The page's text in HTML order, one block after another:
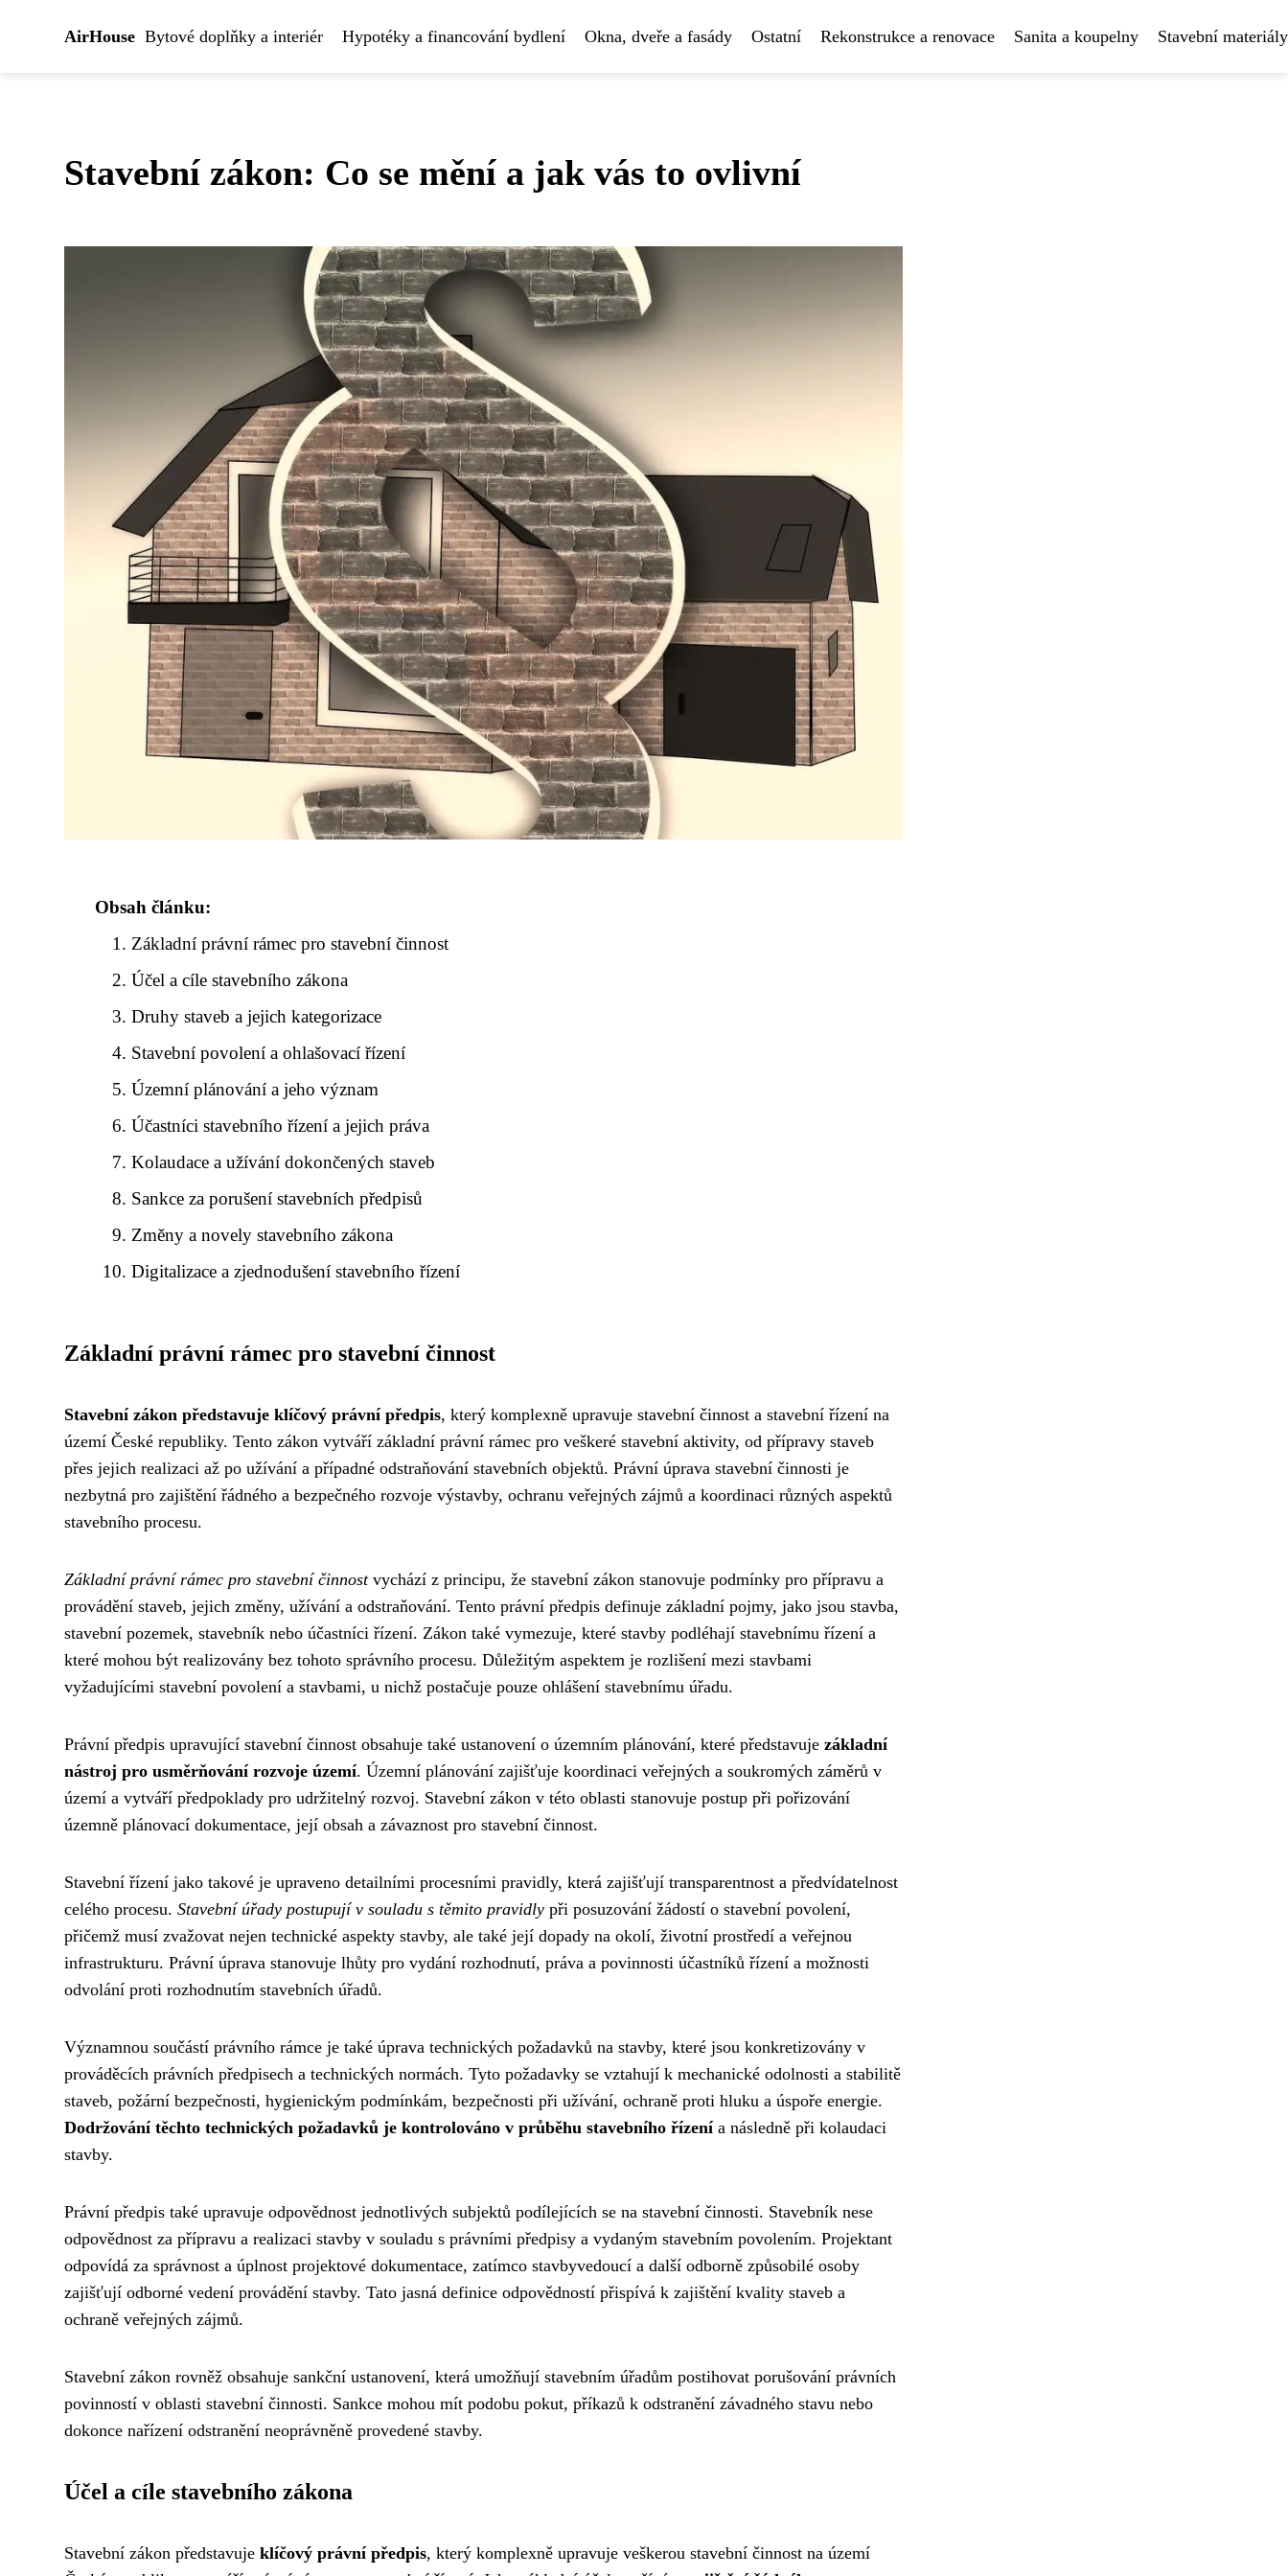
AirHouse Bytové doplňky a interiér Hypotéky a financování bydlení Okna, dveře a fasády Ostatní Rekonstrukce a renovace Sanita a koupelny Stavební materiály
Stavební zákon: Co se mění a jak vás to ovlivní
Obsah článku:
Základní právní rámec pro stavební činnost
Účel a cíle stavebního zákona
Druhy staveb a jejich kategorizace
Stavební povolení a ohlašovací řízení
Územní plánování a jeho význam
Účastníci stavebního řízení a jejich práva
Kolaudace a užívání dokončených staveb
Sankce za porušení stavebních předpisů
Změny a novely stavebního zákona
Digitalizace a zjednodušení stavebního řízení
Základní právní rámec pro stavební činnost
Stavební zákon představuje klíčový právní předpis, který komplexně upravuje stavební činnost a stavební řízení na
území České republiky. Tento zákon vytváří základní právní rámec pro veškeré stavební aktivity, od přípravy staveb
přes jejich realizaci až po užívání a případné odstraňování stavebních objektů. Právní úprava stavební činnosti je
nezbytná pro zajištění řádného a bezpečného rozvoje výstavby, ochranu veřejných zájmů a koordinaci různých aspektů
stavebního procesu.
Základní právní rámec pro stavební činnostvychází z principu, že stavební zákon stanovuje podmínky pro přípravu a
provádění staveb, jejich změny, užívání a odstraňování. Tento právní předpis definuje základní pojmy, jako jsou stavba,
stavební pozemek, stavebník nebo účastníci řízení. Zákon také vymezuje, které stavby podléhají stavebnímu řízení a
které mohou být realizovány bez tohoto správního procesu. Důležitým aspektem je rozlišení mezi stavbami
vyžadujícími stavební povolení a stavbami, u nichž postačuje pouze ohlášení stavebnímu úřadu.
Právní předpis upravující stavební činnost obsahuje také ustanovení o územním plánování, které představuje základní
nástroj pro usměrňování rozvoje území. Územní plánování zajišťuje koordinaci veřejných a soukromých záměrů v
území a vytváří předpoklady pro udržitelný rozvoj. Stavební zákon v této oblasti stanovuje postup při pořizování
územně plánovací dokumentace, její obsah a závaznost pro stavební činnost.
Stavební řízení jako takové je upraveno detailními procesními pravidly, která zajišťují transparentnost a předvídatelnost
celého procesu. Stavební úřady postupují v souladu s těmito pravidly při posuzování žádostí o stavební povolení,
přičemž musí zvažovat nejen technické aspekty stavby, ale také její dopady na okolí, životní prostředí a veřejnou
infrastrukturu. Právní úprava stanovuje lhůty pro vydání rozhodnutí, práva a povinnosti účastníků řízení a možnosti
odvolání proti rozhodnutím stavebních úřadů.
Významnou součástí právního rámce je také úprava technických požadavků na stavby, které jsou konkretizovány v
prováděcích právních předpisech a technických normách. Tyto požadavky se vztahují k mechanické odolnosti a stabilitě
staveb, požární bezpečnosti, hygienickým podmínkám, bezpečnosti při užívání, ochraně proti hluku a úspoře energie.
Dodržování těchto technických požadavků je kontrolováno v průběhu stavebního řízenía následně při kolaudaci
stavby.
Právní předpis také upravuje odpovědnost jednotlivých subjektů podílejících se na stavební činnosti. Stavebník nese
odpovědnost za přípravu a realizaci stavby v souladu s právními předpisy a vydaným stavebním povolením. Projektant
odpovídá za správnost a úplnost projektové dokumentace, zatímco stavbyvedoucí a další odborně způsobilé osoby
zajišťují odborné vedení provádění stavby. Tato jasná definice odpovědností přispívá k zajištění kvality staveb a
ochraně veřejných zájmů.
Stavební zákon rovněž obsahuje sankční ustanovení, která umožňují stavebním úřadům postihovat porušování právních
povinností v oblasti stavební činnosti. Sankce mohou mít podobu pokut, příkazů k odstranění závadného stavu nebo
dokonce nařízení odstranění neoprávněně provedené stavby.
Účel a cíle stavebního zákona
Stavební zákon představuje klíčový právní předpis, který komplexně upravuje veškerou stavební činnost na území